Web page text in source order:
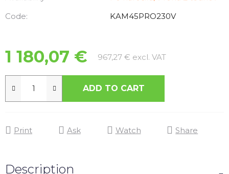
Code:
KAM45PRO230V
1 180,07 € 967,27 € excl. VATMeasure price:
ADD TO CART
Print Ask Watch Share
Description